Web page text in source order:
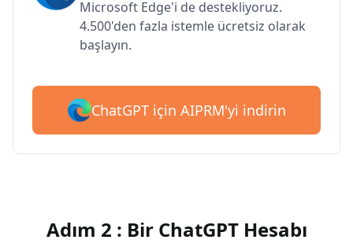
Microsoft Edge'i de destekliyoruz.
4.500'den fazla istemle ücretsiz olarak
başlayın.
ChatGPT için AIPRM'yi indirin
Adım 2 : Bir ChatGPT Hesabı